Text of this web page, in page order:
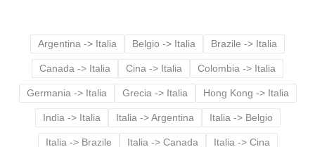
Argentina -> Italia Belgio -> Italia Brazile -> Italia
Canada -> Italia Cina -> Italia Colombia -> Italia
Germania -> Italia Grecia -> Italia Hong Kong -> Italia
India -> Italia Italia -> Argentina Italia -> Belgio
Italia -> Brazile Italia -> Canada Italia -> Cina